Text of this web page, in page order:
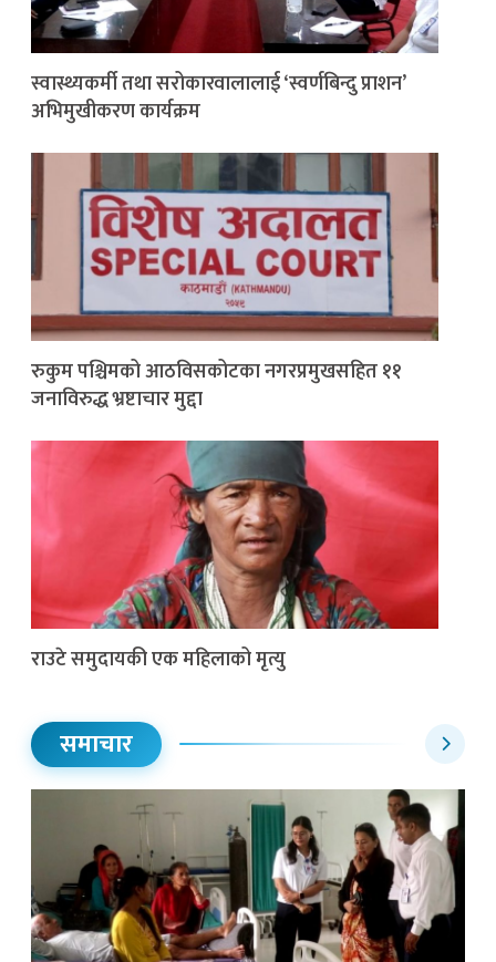
स्वास्थ्यकर्मी तथा सरोकारवालालाई ‘स्वर्णबिन्दु प्राशन’
अभिमुखीकरण कार्यक्रम
रुकुम पश्चिमको आठविसकोटका नगरप्रमुखसहित ११
जनाविरुद्ध भ्रष्टाचार मुद्दा
राउटे समुदायकी एक महिलाको मृत्यु
समाचार